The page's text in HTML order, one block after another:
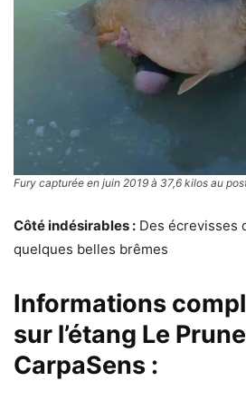
Fury capturée en juin 2019 à 37,6 kilos au
Côté indésirables : Des écrevisses
quelques belles brêmes
Informations
sur l’étang Le
CarpaSens :